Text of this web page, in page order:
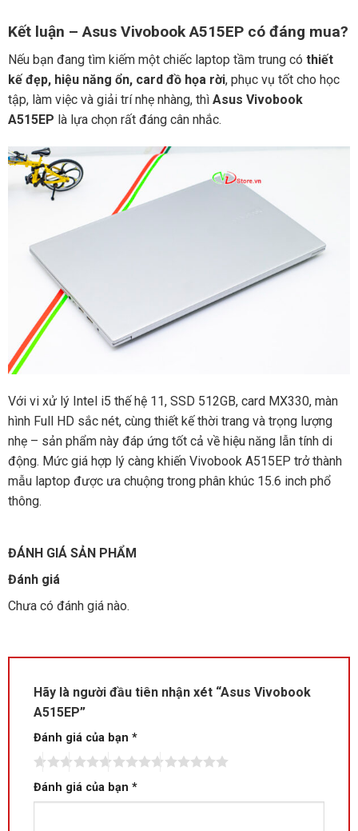
Kết luận – Asus Vivobook A515EP có đáng mua?
Nếu bạn đang tìm kiếm một chiếc laptop tầm trung có thiết
kế đẹp, hiệu năng ổn, card đồ họa rời, phục vụ tốt cho học
tập, làm việc và giải trí nhẹ nhàng, thì Asus Vivobook
A515EP là lựa chọn rất đáng cân nhắc.
Với vi xử lý Intel i5 thế hệ 11, SSD 512GB, card MX330, màn
hình Full HD sắc nét, cùng thiết kế thời trang và trọng lượng
nhẹ – sản phẩm này đáp ứng tốt cả về hiệu năng lẫn tính di
động. Mức giá hợp lý càng khiến Vivobook A515EP trở thành
mẫu laptop được ưa chuộng trong phân khúc 15.6 inch phổ
thông.
ĐÁNH GIÁ SẢN PHẨM
Đánh giá
Chưa có đánh giá nào.
Hãy là người đầu tiên nhận xét “Asus Vivobook
A515EP”
Đánh giá của bạn *
Đánh giá của bạn *